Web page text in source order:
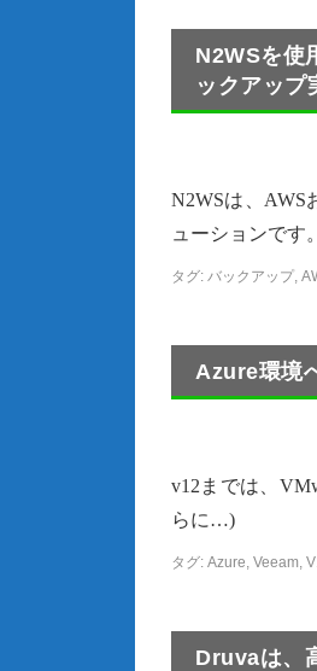
N2WSを使
ックアップ
N2WSは、AWS
ューションで
タグ: バックアップ,
Azure環境
v12までは、
らに…)
タグ: Azure, Veeam,
Druvaは、